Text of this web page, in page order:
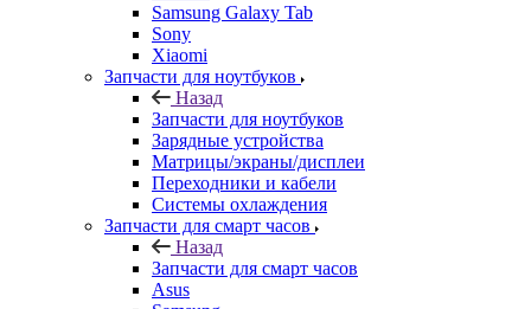
Samsung Galaxy Tab
Sony
Xiaomi
Запчасти для ноутбуков
Назад
Запчасти для ноутбуков
Зарядные устройства
Матрицы/экраны/дисплеи
Переходники и кабели
Системы охлаждения
Запчасти для смарт часов
Назад
Запчасти для смарт часов
Asus